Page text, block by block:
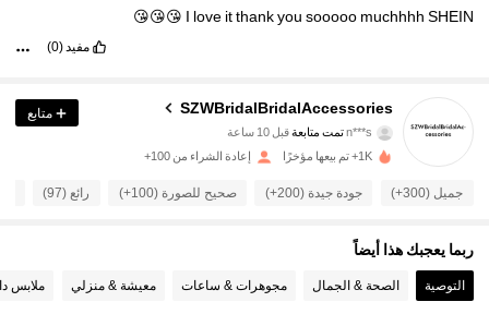
I love itthankyou sooooo muchhhh SHEIN
😘😘😘
مفيد(0)
SZWBridalBridalAccessories
4.94
449 متابعون
n***sتمت متابعةقبل 10 ساعة
4.94
4.94
4.94 449 متابعون
متابع
1K+ تم بيعها مؤخرًا إعادة الشراء من 100+
جميل (300+) جودة جيدة (200+) صحيح للصورة (100+) رائع (97)
ربما يعجبك هذا أيضاً
التوصية الصحة & الجمال مجوهرات & ساعات معيشة & منزلي ملابس